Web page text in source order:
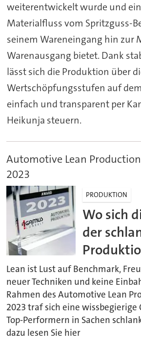
weiterentwickelt wurde und
Materialfluss vom Spritzguss-
seinem Wareneingang hin zur
Warenausgang bietet. Dank
lässt sich die Produktion über
Wertschöpfungsstufen auf
einfach und transparent per
Heikunja steuern.
Automotive Lean
2023
PRODUKTION
Wo sich
der
Lean ist Lust auf Benchmark,
neuer Techniken und keine
Rahmen des Automotive Lean
2023 traf sich eine wissbegierige
Top-Performern in Sachen
dazu lesen Sie hier